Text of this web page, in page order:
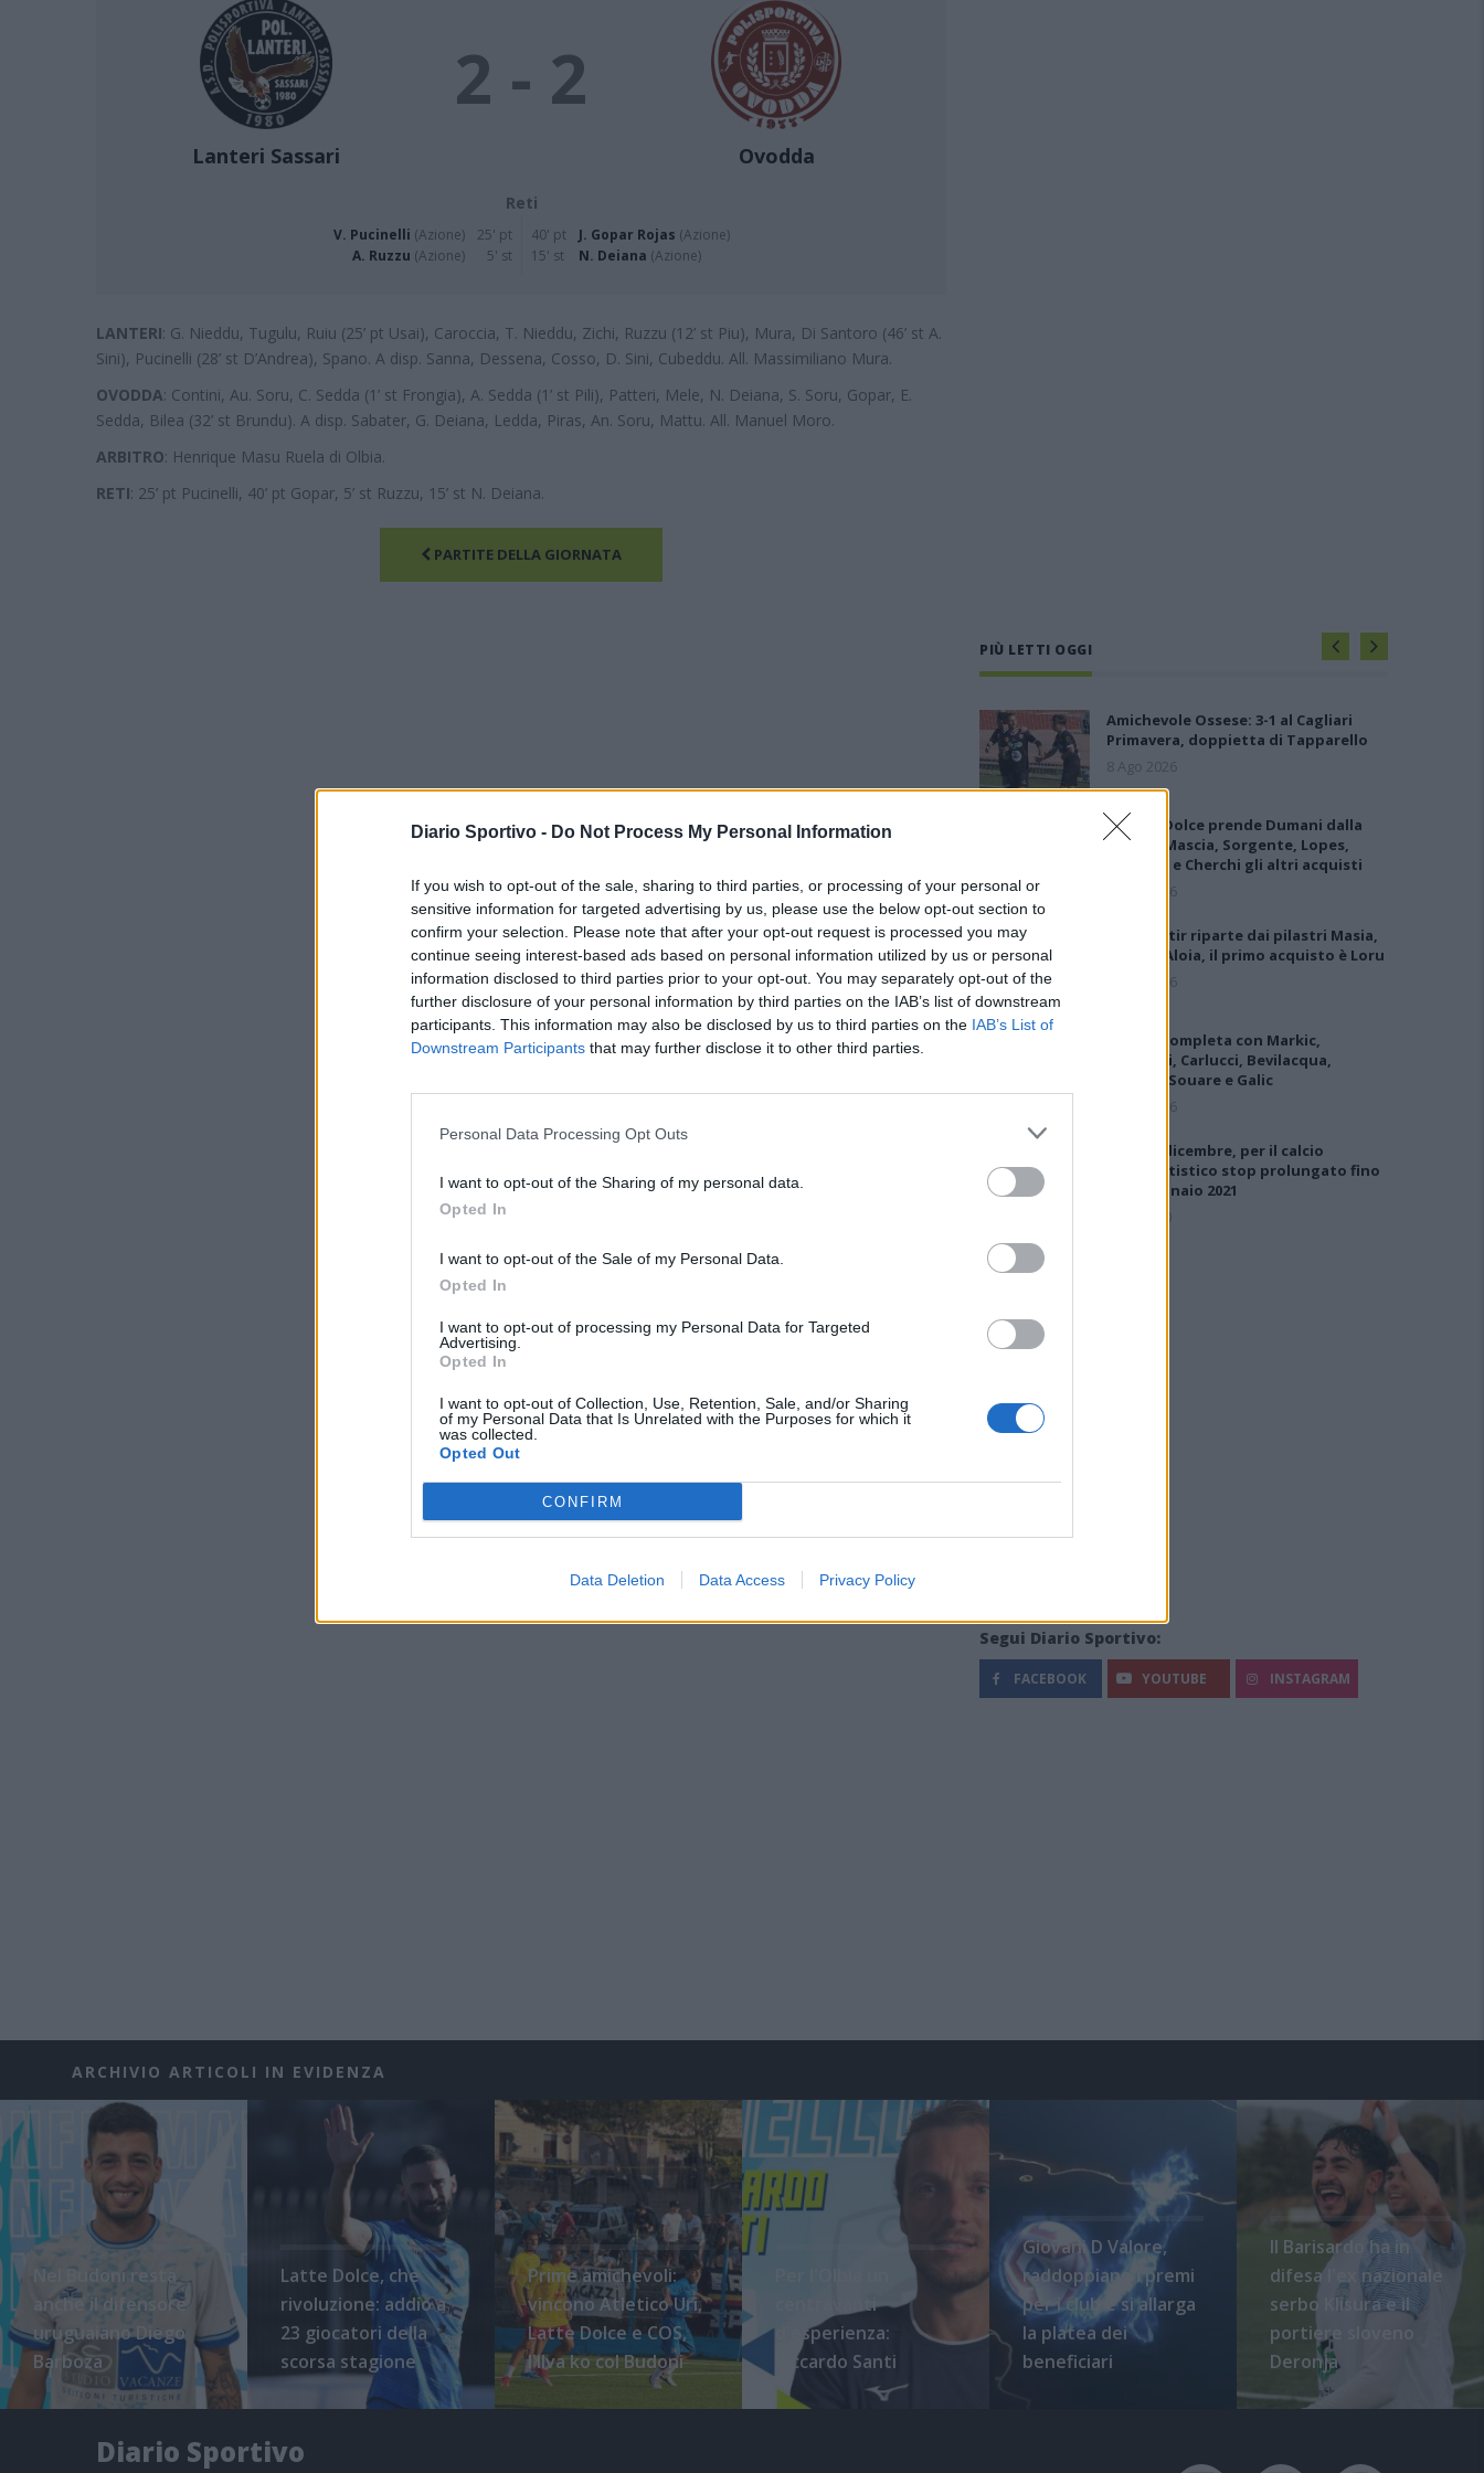
Diario Sportivo - Do Not Process My Personal Information
If you wish to opt-out of the sale, sharing to third parties, or processing of your personal or
sensitive information for targeted advertising by us, please use the below opt-out section to
confirm your selection. Please note that after your opt-out request is processed you may
continue seeing interest-based ads based on personal information utilized by us or personal
information disclosed to third parties prior to your opt-out. You may separately opt-out of the
further disclosure of your personal information by third parties on the IAB’s list of downstream
participants. This information may also be disclosed by us to third parties on the IAB’s List of
Downstream Participants that may further disclose it to other third parties.
Personal Data Processing Opt Outs
I want to opt-out of the Sharing of my personal data.
Opted In
I want to opt-out of the Sale of my Personal Data.
Opted In
I want to opt-out of processing my Personal Data for Targeted
Advertising.
Opted In
I want to opt-out of Collection, Use, Retention, Sale, and/or Sharing
of my Personal Data that Is Unrelated with the Purposes for which it
was collected.
Opted Out
CONFIRM
Data Deletion Data Access Privacy Policy
Lanteri Sassari
2 - 2
Ovodda
Reti
V. Pucinelli (Azione)
25' pt
A. Ruzzu (Azione) 5' st
40' pt J. Gopar Rojas (Azione)
15' st
N. Deiana (Azione)
LANTERI: G. Nieddu, Tugulu, Ruiu (25’ pt Usai), Caroccia, T. Nieddu, Zichi, Ruzzu (12’ st Piu), Mura, Di Santoro (46’ st A.
Sini), Pucinelli (28’ st D’Andrea), Spano. A disp. Sanna, Dessena, Cosso, D. Sini, Cubeddu. All. Massimiliano Mura.
OVODDA: Contini, Au. Soru, C. Sedda (1’ st Frongia), A. Sedda (1’ st Pili), Patteri, Mele, N. Deiana, S. Soru, Gopar, E.
Sedda, Bilea (32’ st Brundu). A disp. Sabater, G. Deiana, Ledda, Piras, An. Soru, Mattu. All. Manuel Moro.
ARBITRO: Henrique Masu Ruela di Olbia.
RETI: 25’ pt Pucinelli, 40’ pt Gopar, 5’ st Ruzzu, 15’ st N. Deiana.
PARTITE DELLA GIORNATA
PIÙ LETTI OGGI
Amichevole Ossese: 3-1 al Cagliari
Primavera, doppietta di Tapparello
8 Ago 2026
Il Latte Dolce prende Dumani dalla
Torres, Mascia, Sorgente, Lopes,
Limberti e Cherchi gli altri acquisti
8 Ago 2026
Il Monastir riparte dai pilastri Masia,
Pinna e Aloia, il primo acquisto è Loru
7 Ago 2026
L'Ilva si completa con Markic,
Contucci, Carlucci, Bevilacqua,
Solinas, Souare e Galic
7 Ago 2026
DPCM 3 dicembre, per il calcio
dilettantistico stop prolungato fino
al 15 gennaio 2021
3 Dic 2020
Segui Diario Sportivo:
FACEBOOK YOUTUBE INSTAGRAM
ARCHIVIO ARTICOLI IN EVIDENZA
Nel Budoni resta
anche il difensore
uruguaiano Diego
Barboza
Latte Dolce, che
rivoluzione: addio a
23 giocatori della
scorsa stagione
Prime amichevoli:
vincono Atletico Uri,
Latte Dolce e COS,
l'Ilva ko col Budoni
centravanti
d'esperienza:
Riccardo Santi
Giovani D Valore,
raddoppiano i premi
per i club e si allarga
la platea dei
beneficiari
Il Barisardo ha in
difesa l'ex nazionale
serbo Klisura e il
portiere sloveno
Deronja
Diario Sportivo